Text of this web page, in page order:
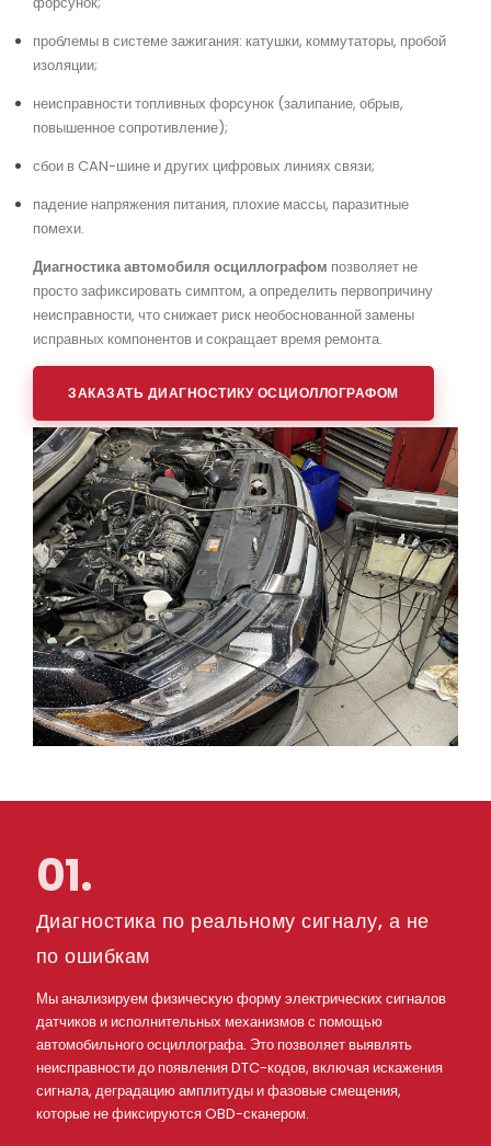
проблемы в системе зажигания: катушки, коммутаторы, пробой
изоляции;
неисправности топливных форсунок (залипание, обрыв,
повышенное сопротивление);
сбои в CAN-шине и других цифровых линиях связи;
падение напряжения питания, плохие массы, паразитные
помехи.
Диагностика автомобиля осциллографом позволяет не
просто зафиксировать симптом, а определить первопричину
неисправности, что снижает риск необоснованной замены
исправных компонентов и сокращает время ремонта.
ЗАКАЗАТЬ ДИАГНОСТИКУ ОСЦИОЛЛОГРАФОМ
01.
Диагностика по реальному сигналу, а не
по ошибкам
Мы анализируем физическую форму электрических сигналов
датчиков и исполнительных механизмов с помощью
автомобильного осциллографа. Это позволяет выявлять
неисправности до появления DTC-кодов, включая искажения
сигнала, деградацию амплитуды и фазовые смещения,
которые не фиксируются OBD-сканером.